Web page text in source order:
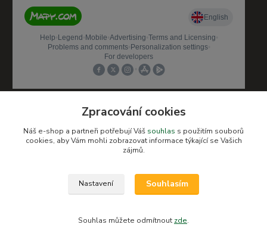
Sociální sítě
Zpracování cookies
Náš e-shop a partneři potřebují Váš souhlas s použitím souborů
cookies, aby Vám mohli zobrazovat informace týkající se Vašich
zájmů.
Nastavení Souhlasím
Souhlas můžete odmítnout zde.